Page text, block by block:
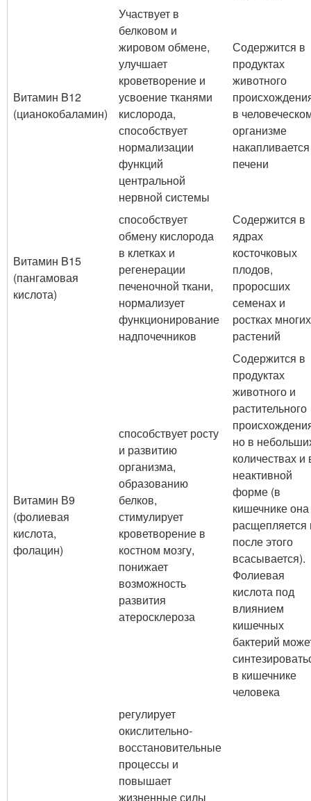
Витамин B12
(цианокобаламин)
Участвует в
белковом и
жировом обмене,
улучшает
кроветворение и
усвоение тканями
кислорода,
способствует
нормализации
функций
центральной
нервной системы
Содержится в
продуктах
животного
в
организме
печени
Витамин B15
(пангамовая
кислота)
способствует
обмену кислорода
в клетках и
регенерации
печеночной ткани,
нормализует
функционирование
надпочечников
Содержится в
ядрах
косточковых
плодов,
проросших
семенах и
ростках многих
растений
Витамин В9
(фолиевая
кислота,
фолацин)
способствует росту
и развитию
организма,
образованию
белков,
стимулирует
кроветворение в
костном мозгу,
понижает
возможность
развития
атеросклероза
Содержится в
продуктах
животного и
растительного
но в
количествах и
неактивной
форме (в
кишечнике она
расщепляется
после этого
всасывается).
Фолиевая
кислота под
влиянием
кишечных
бактерий
в кишечнике
человека
регулирует
окислительно-
восстановительные
процессы и
повышает
жизненные силы